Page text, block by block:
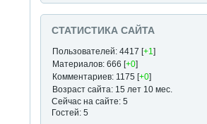
СТАТИСТИКА САЙТА
Пользователей: 4417 [+1]
Материалов: 666 [+0]
Комментариев: 1175 [+0]
Возраст сайта: 15 лет 10 мес.
Сейчас на сайте: 5
Гостей: 5